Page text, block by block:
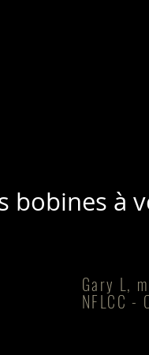
bobines à
Gary L,
NFLCC -